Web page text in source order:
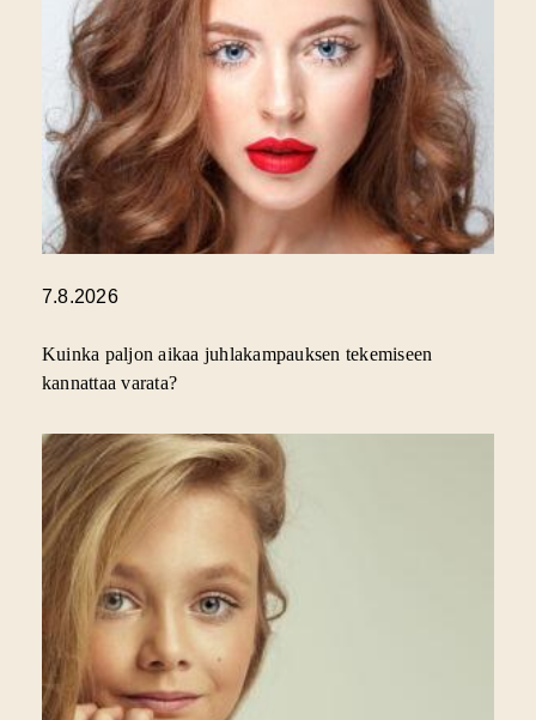
7.8.2026
Kuinka paljon aikaa juhlakampauksen tekemiseen
kannattaa varata?